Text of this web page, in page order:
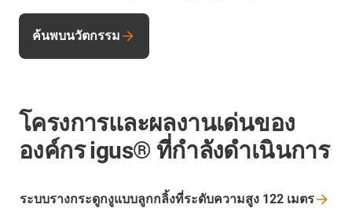
ค้นพบนวัตกรรม
โครงการและผลงานเด่นของ
องค์กร igus® ที่กำลังดำเนินการ
ระบบรางกระดูกงูแบบลูกกลิ้งที่ระดับความสูง 122 เมตร